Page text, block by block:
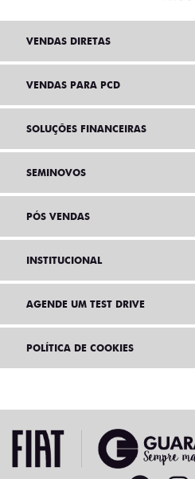
VENDAS DIRETAS
VENDAS PARA PCD
SOLUÇÕES FINANCEIRAS
SEMINOVOS
PÓS VENDAS
INSTITUCIONAL
AGENDE UM TEST DRIVE
POLÍTICA DE COOKIES